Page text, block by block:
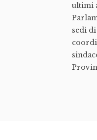
ultimi
sedi